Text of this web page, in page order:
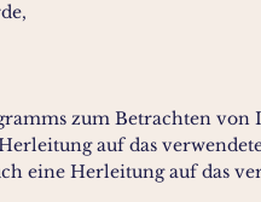
zum Betrachten von
auf das
eine Herleitung auf das